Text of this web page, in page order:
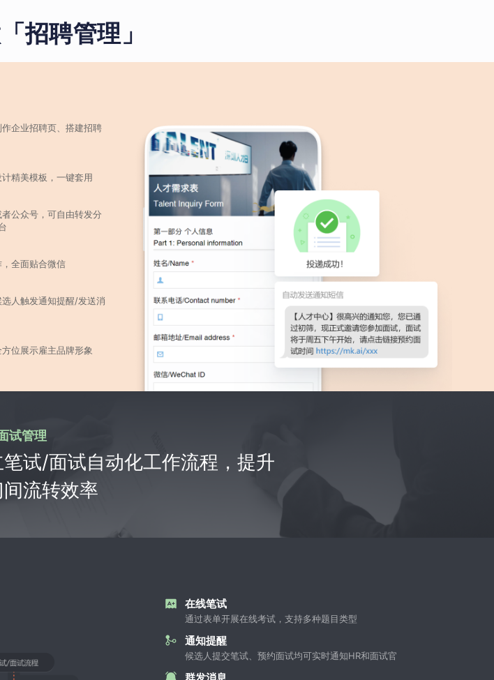
招聘管理」
企业招聘页、搭建招聘
精美模板，一键套用
公众号，可自由转发分
全面贴合微信
人触发通知提醒/发送消
位展示雇主品牌形象
试管理
笔试/面试自动化工作流程，提升
流转效率
在线笔试
通过表单开展在线考试，支持多种题目类型
通知提醒
候选人提交笔试、预约面试均可实时通知HR和面试官